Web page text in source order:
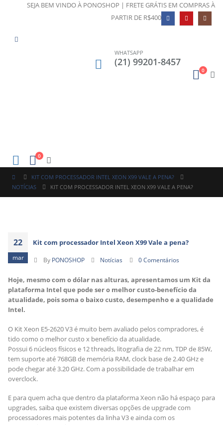
SEJA BEM VINDO À PONOSHOP | FRETE GRÁTIS EM COMPRAS À
PARTIR DE R$400
WHATSAPP
(21) 99201-8457
0
0
KIT COM PROCESSADOR INTEL XEON X99 VALE A PENA?
NOTÍCIAS
KIT COM PROCESSADOR INTEL XEON X99 VALE A PENA?
22
mar
Kit com processador Intel Xeon X99 Vale a pena?
By PONOSHOP Notícias 0 Comentários
Hoje, mesmo com o dólar nas alturas, apresentamos um Kit da
plataforma Intel que pode ser o melhor custo-benefício da
atualidade, pois soma o baixo custo, desempenho e a qualidade
Intel.
O Kit Xeon E5-2620 V3 é muito bem avaliado pelos compradores, é
tido como o melhor custo x benefício da atualidade.
Possui 6 núcleos físicos e 12 threads, litografia de 22 nm, TDP de 85W,
tem suporte até 768GB de memória RAM, clock base de 2.40 GHz e
pode chegar até 3.20 GHz. Com a possibilidade de trabalhar em
overclock.
E para quem acha que dentro da plataforma Xeon não há espaço para
upgrades, saiba que existem diversas opções de upgrade com
processadores mais potentes da linha V3 e ainda com os